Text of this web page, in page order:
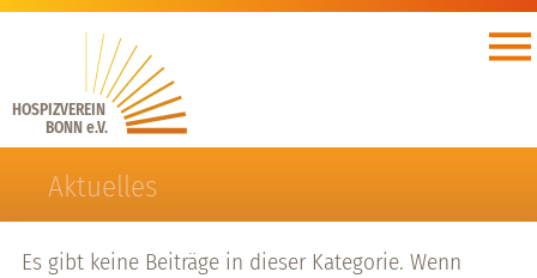
HOSPIZVEREIN
BONN e.V.
Aktuelles
Es gibt keine Beiträge in dieser Kategorie. Wenn